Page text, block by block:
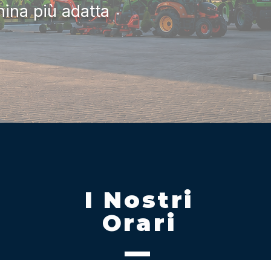
più adatta
I Nostri
Orari